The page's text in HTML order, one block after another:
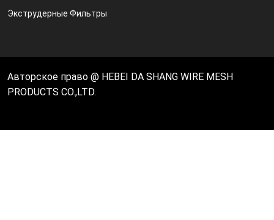
Экструдерные Фильтры
Авторское право @ HEBEI DA SHANG WIRE MESH
PRODUCTS CO.,LTD.